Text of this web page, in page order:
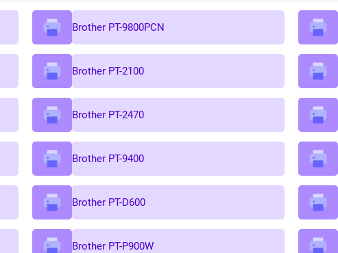
Brother PT-9800PCN
Brother PT-2100
Brother PT-2470
Brother PT-9400
Brother PT-D600
Brother PT-P900W